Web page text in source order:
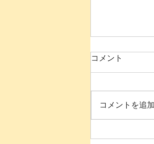
コメント
コメントを追